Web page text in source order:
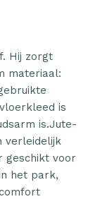
Hij zorgt
materiaal:
is
is.Jute-
verleidelijk
geschikt voor
het park,